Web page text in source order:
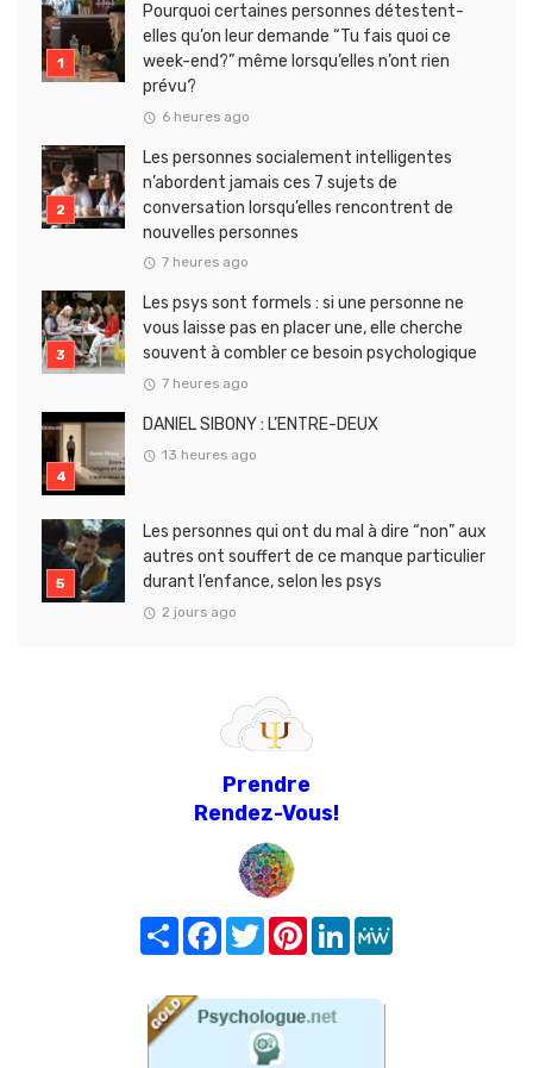
Pourquoi certaines personnes détestent-
elles qu’on leur demande “Tu fais quoi ce
week-end?” même lorsqu’elles n’ont rien
prévu?
6 heures ago
Les personnes socialement intelligentes
n’abordent jamais ces 7 sujets de
conversation lorsqu’elles rencontrent de
nouvelles personnes
7 heures ago
Les psys sont formels : si une personne ne
vous laisse pas en placer une, elle cherche
souvent à combler ce besoin psychologique
7 heures ago
DANIEL SIBONY : L’ENTRE-DEUX
13 heures ago
Les personnes qui ont du mal à dire “non” aux
autres ont souffert de ce manque particulier
durant l’enfance, selon les psys
2 jours ago
Prendre
Rendez-Vous!
Share FacebookTwitterPinterest
LinkedIn